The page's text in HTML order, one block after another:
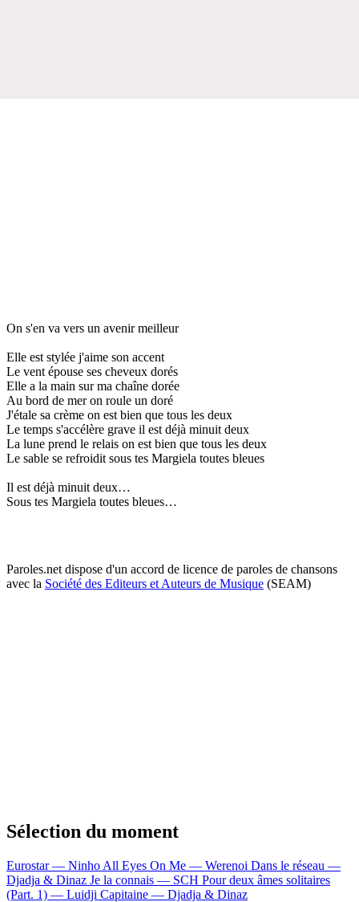
On s'en va vers un avenir meilleur
Elle est stylée j'aime son accent
Le vent épouse ses cheveux dorés
Elle a la main sur ma chaîne dorée
Au bord de mer on roule un doré
J'étale sa crème on est bien que tous les deux
Le temps s'accélère grave il est déjà minuit deux
La lune prend le relais on est bien que tous les deux
Le sable se refroidit sous tes Margiela toutes bleues
Il est déjà minuit deux…
Sous tes Margiela toutes bleues…
Paroles.net dispose d'un accord de licence de paroles de chansons
avec la Société des Editeurs et Auteurs de Musique (SEAM)
Sélection du moment
Eurostar — Ninho All Eyes On Me — Werenoi Dans le réseau —
Djadja & Dinaz Je la connais — SCH Pour deux âmes solitaires
(Part. 1) — Luidji Capitaine — Djadja & Dinaz